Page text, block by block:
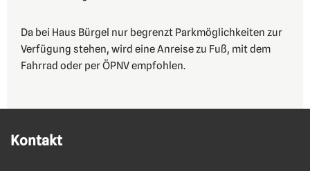
Da bei Haus Bürgel nur begrenzt Parkmöglichkeiten zur
Verfügung stehen, wird eine Anreise zu Fuß, mit dem
Fahrrad oder per ÖPNV empfohlen.
Kontakt